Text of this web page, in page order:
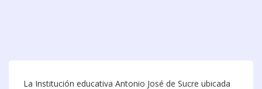
La Institución educativa Antonio José de Sucre ubicada